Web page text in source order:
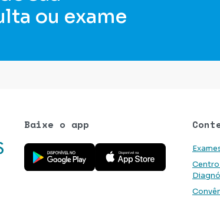
ou exame
Baixe o app
Baixe o aplicativo na Google Play Store
Baixe o aplicativo na App Store